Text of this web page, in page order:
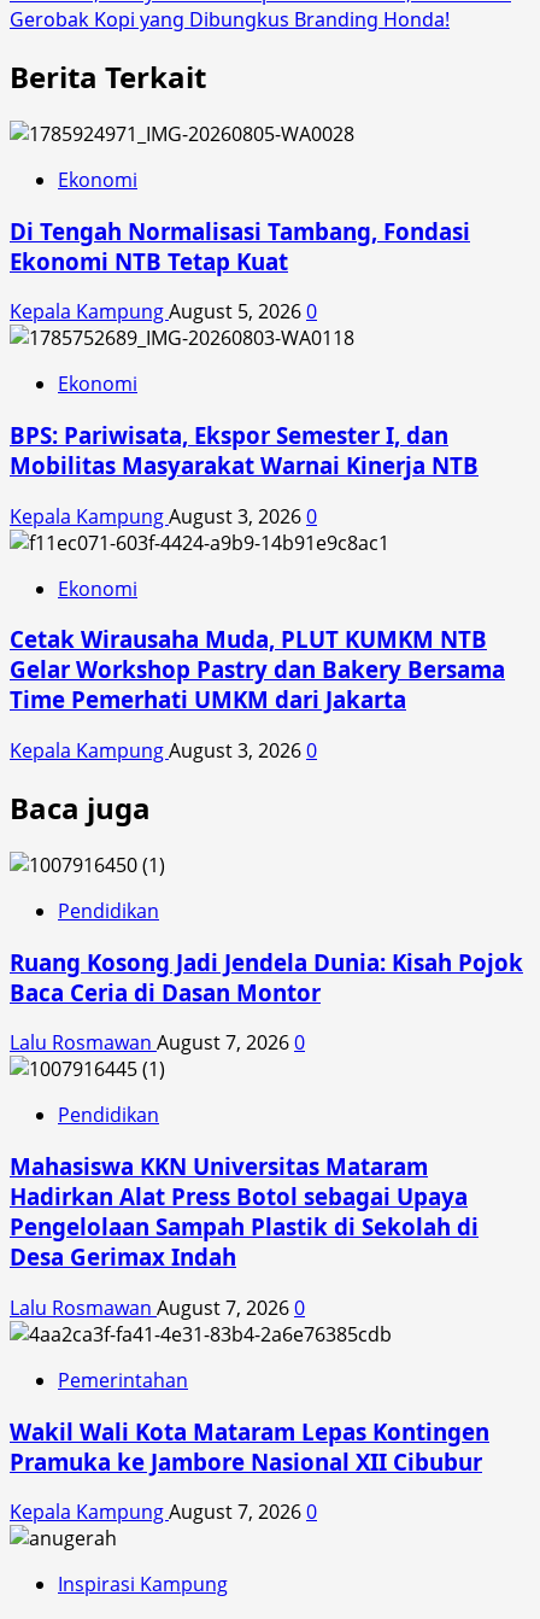
Gerobak Kopi yang Dibungkus Branding Honda!
Berita Terkait
Ekonomi
Di Tengah Normalisasi Tambang, Fondasi
Ekonomi NTB Tetap Kuat
Kepala KampungAugust 5, 20260
Ekonomi
BPS: Pariwisata, Ekspor Semester I, dan
Mobilitas Masyarakat Warnai Kinerja NTB
Kepala KampungAugust 3, 20260
Ekonomi
Cetak Wirausaha Muda, PLUT KUMKM NTB
Gelar Workshop Pastry dan Bakery Bersama
Time Pemerhati UMKM dari Jakarta
Kepala KampungAugust 3, 20260
Baca juga
Pendidikan
Ruang Kosong Jadi Jendela Dunia: Kisah Pojok
Baca Ceria di Dasan Montor
Lalu Rosmawan August 7, 20260
Pendidikan
Mahasiswa KKN Universitas Mataram
Hadirkan Alat Press Botol sebagai Upaya
Pengelolaan Sampah Plastik di Sekolah di
Desa Gerimax Indah
Lalu Rosmawan August 7, 20260
Pemerintahan
Wakil Wali Kota Mataram Lepas Kontingen
Pramuka ke Jambore Nasional XII Cibubur
Kepala KampungAugust 7, 20260
Inspirasi Kampung